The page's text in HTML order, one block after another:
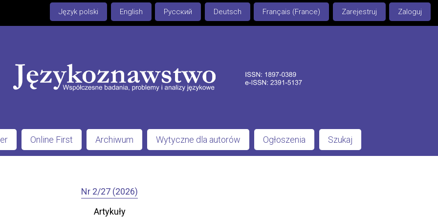
Język polski English Русский Deutsch Français (France) Zarejestruj Zaloguj
Online First Archiwum Wytyczne dla autorów Ogłoszenia Szukaj
Nr 2/27 (2026)
Artykuły